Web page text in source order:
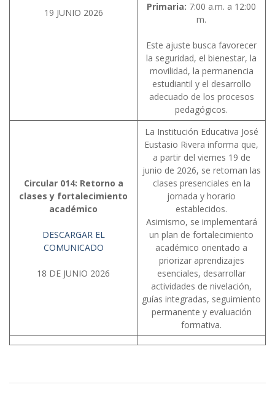
19 JUNIO 2026
Primaria: 7:00 a.m. a 12:00
m.
Este ajuste busca favorecer
la seguridad, el bienestar, la
movilidad, la permanencia
estudiantil y el desarrollo
adecuado de los procesos
pedagógicos.
Circular 014: Retorno a
clases y fortalecimiento
académico
DESCARGAR EL
COMUNICADO
18 DE JUNIO 2026
La Institución Educativa José
Eustasio Rivera informa que,
a partir del viernes 19 de
junio de 2026, se retoman las
clases presenciales en la
jornada y horario
establecidos.
Asimismo, se implementará
un plan de fortalecimiento
académico orientado a
priorizar aprendizajes
esenciales, desarrollar
actividades de nivelación,
guías integradas, seguimiento
permanente y evaluación
formativa.